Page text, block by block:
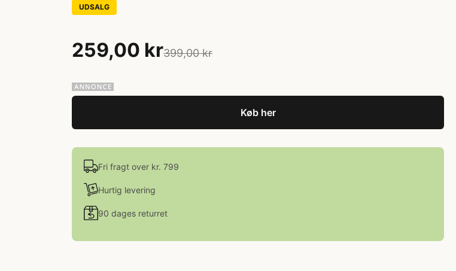
UDSALG
259,00 kr399,00 kr
Køb her
Fri fragt over kr. 799
Hurtig levering
90 dages returret